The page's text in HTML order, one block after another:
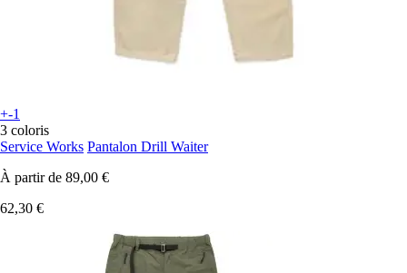
+-1
3 coloris
Service Works Pantalon Drill Waiter
À partir de 89,00 €
62,30 €